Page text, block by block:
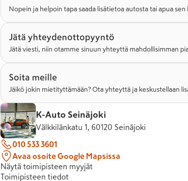
Nopein ja helpoin tapa saada lisätietoa autosta tai apua sen
Jätä yhteydenottopyyntö
Jätä viesti, niin otamme sinuun yhteyttä mahdollisimman
Soita meille
Jäikö jokin mietityttämään? Ota yhteyttä ja keskustellaan
K-Auto Seinäjoki
Välkkilänkatu 1, 60120 Seinäjoki
010 533 3601
Avaa osoite Google Mapsissa
Näytä toimipisteen myyjät
Toimipisteen tiedot